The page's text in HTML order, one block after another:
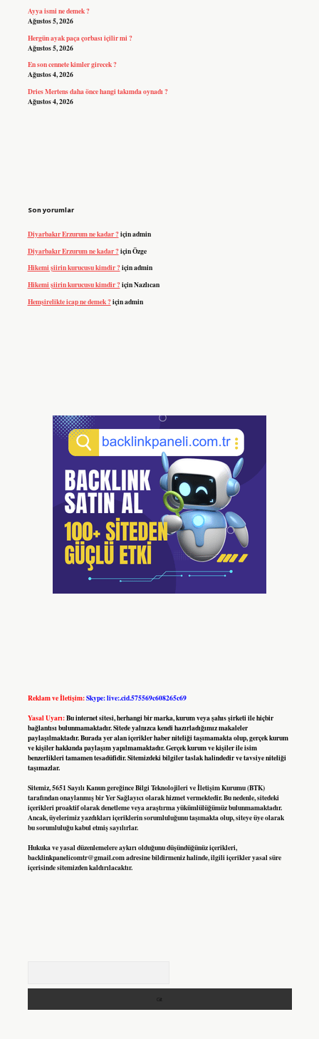
Ayya ismi ne demek ?
Ağustos 5, 2026
Hergün ayak paça çorbası içilir mi ?
Ağustos 5, 2026
En son cennete kimler girecek ?
Ağustos 4, 2026
Dries Mertens daha önce hangi takımda oynadı ?
Ağustos 4, 2026
Son yorumlar
Diyarbakır Erzurum ne kadar ?içinadmin
Diyarbakır Erzurum ne kadar ?içinÖzge
Hikemi şiirin kurucusu kimdir ?içinadmin
Hikemi şiirin kurucusu kimdir ?içinNazlıcan
Hemşirelikte icap ne demek ?içinadmin
Reklam ve İletişim:Skype: live:.cid.575569c608265c69
Yasal Uyarı:Bu internet sitesi, herhangi bir marka, kurum veya şahıs şirketi ile hiçbir
bağlantısı bulunmamaktadır. Sitede yalnızca kendi hazırladığımız makaleler
paylaşılmaktadır. Burada yer alan içerikler haber niteliği taşımamakta olup, gerçek kurum
ve kişiler hakkında paylaşım yapılmamaktadır. Gerçek kurum ve kişiler ile isim
benzerlikleri tamamen tesadüfidir. Sitemizdeki bilgiler taslak halindedir ve tavsiye niteliği
taşımazlar.
Sitemiz, 5651 Sayılı Kanun gereğince Bilgi Teknolojileri ve İletişim Kurumu (BTK)
tarafından onaylanmış bir Yer Sağlayıcı olarak hizmet vermektedir. Bu nedenle, sitedeki
içerikleri proaktif olarak denetleme veya araştırma yükümlülüğümüz bulunmamaktadır.
Ancak, üyelerimiz yazdıkları içeriklerin sorumluluğunu taşımakta olup, siteye üye olarak
bu sorumluluğu kabul etmiş sayılırlar.
Hukuka ve yasal düzenlemelere aykırı olduğunu düşündüğünüz içerikleri,
backlinkpanelicomtr@gmail.comadresine bildirmeniz halinde, ilgili içerikler yasal süre
içerisinde sitemizden kaldırılacaktır.